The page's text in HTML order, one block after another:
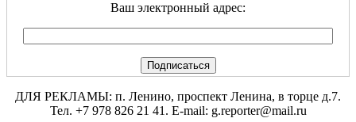
Ваш электронный адрес:
ДЛЯ РЕКЛАМЫ: п. Ленино, проспект Ленина, в торце д.7.
Тел. +7 978 826 21 41. E-mail: g.reporter@mail.ru